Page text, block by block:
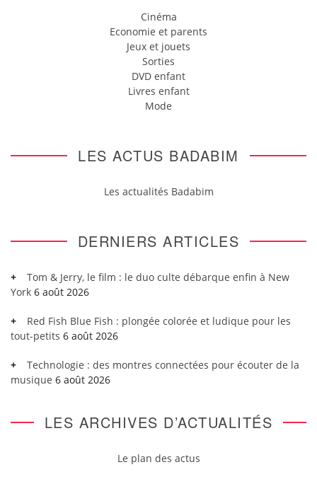
Cinéma
Economie et parents
Jeux et jouets
Sorties
DVD enfant
Livres enfant
Mode
LES ACTUS BADABIM
Les actualités Badabim
DERNIERS ARTICLES
Tom & Jerry, le film : le duo culte débarque enfin à New
York 6 août 2026
Red Fish Blue Fish : plongée colorée et ludique pour les
tout-petits 6 août 2026
Technologie : des montres connectées pour écouter de la
musique 6 août 2026
LES ARCHIVES D’ACTUALITÉS
Le plan des actus